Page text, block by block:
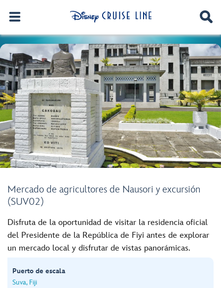
Mercado de agricultores de Nausori y excursión
(SUV02)
Disfruta de la oportunidad de visitar la residencia oficial
del Presidente de la República de Fiyi antes de explorar
un mercado local y disfrutar de vistas panorámicas.
Puerto de escala
Suva, Fiji